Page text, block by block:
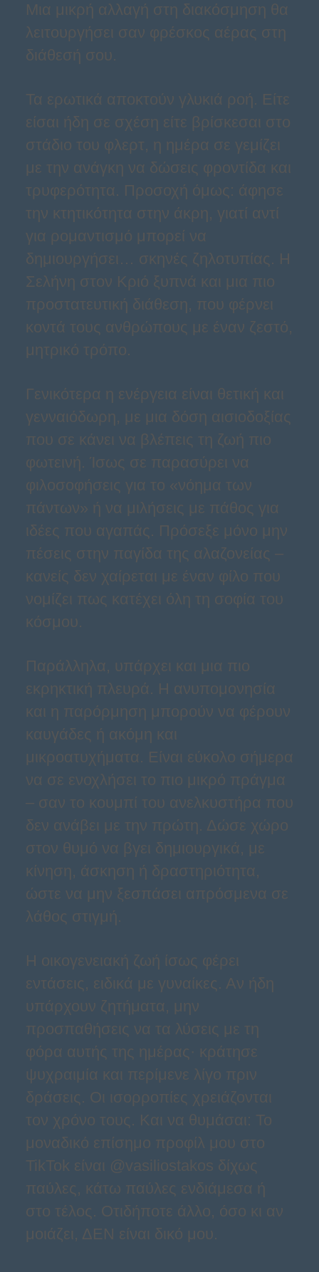
Μια μικρή αλλαγή στη διακόσμηση θα
λειτουργήσει σαν φρέσκος αέρας στη
διάθεσή σου.
Τα ερωτικά αποκτούν γλυκιά ροή. Είτε
είσαι ήδη σε σχέση είτε βρίσκεσαι στο
στάδιο του φλερτ, η ημέρα σε γεμίζει
με την ανάγκη να δώσεις φροντίδα και
τρυφερότητα. Προσοχή όμως: άφησε
την κτητικότητα στην άκρη, γιατί αντί
για ρομαντισμό μπορεί να
δημιουργήσει… σκηνές ζηλοτυπίας. Η
Σελήνη στον Κριό ξυπνά και μια πιο
προστατευτική διάθεση, που φέρνει
κοντά τους ανθρώπους με έναν ζεστό,
μητρικό τρόπο.
Γενικότερα η ενέργεια είναι θετική και
γενναιόδωρη, με μια δόση αισιοδοξίας
που σε κάνει να βλέπεις τη ζωή πιο
φωτεινή. Ίσως σε παρασύρει να
φιλοσοφήσεις για το «νόημα των
πάντων» ή να μιλήσεις με πάθος για
ιδέες που αγαπάς. Πρόσεξε μόνο μην
πέσεις στην παγίδα της αλαζονείας –
κανείς δεν χαίρεται με έναν φίλο που
νομίζει πως κατέχει όλη τη σοφία του
κόσμου.
Παράλληλα, υπάρχει και μια πιο
εκρηκτική πλευρά. Η ανυπομονησία
και η παρόρμηση μπορούν να φέρουν
καυγάδες ή ακόμη και
μικροατυχήματα. Είναι εύκολο σήμερα
να σε ενοχλήσει το πιο μικρό πράγμα
– σαν το κουμπί του ανελκυστήρα που
δεν ανάβει με την πρώτη. Δώσε χώρο
στον θυμό να βγει δημιουργικά, με
κίνηση, άσκηση ή δραστηριότητα,
ώστε να μην ξεσπάσει απρόσμενα σε
λάθος στιγμή.
Η οικογενειακή ζωή ίσως φέρει
εντάσεις, ειδικά με γυναίκες. Αν ήδη
υπάρχουν ζητήματα, μην
προσπαθήσεις να τα λύσεις με τη
φόρα αυτής της ημέρας· κράτησε
ψυχραιμία και περίμενε λίγο πριν
δράσεις. Οι ισορροπίες χρειάζονται
τον χρόνο τους. Και να θυμάσαι: Το
μοναδικό επίσημο προφίλ μου στο
TikTok είναι @vasiliostakos δίχως
παύλες, κάτω παύλες ενδιάμεσα ή
στο τέλος. Οτιδήποτε άλλο, όσο κι αν
μοιάζει, ΔΕΝ είναι δικό μου.